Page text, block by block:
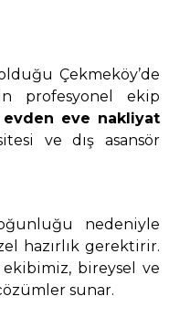
Çekmeköy’de
profesyonel ekip
evden eve nakliyat
ve dış asansör
nedeniyle
hazırlık gerektirir.
bireysel ve
sunar.